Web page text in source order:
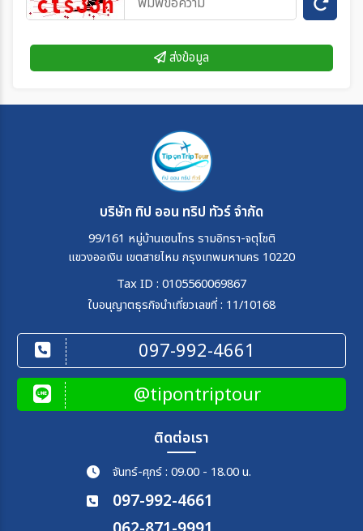
ส่งข้อมูล
บริษัท ทิป ออน ทริป ทัวร์ จำกัด
99/161 หมู่บ้านเซนโทร รามอิทรา-จตุโชติ
แขวงออเงิน เขตสายไหม กรุงเทพมหานคร 10220
Tax ID : 0105560069867
ใบอนุญาตธุรกิจนำเที่ยวเลขที่ : 11/10168
097-992-4661
@tipontriptour
ติดต่อเรา
จันทร์-ศุกร์ : 09.00 - 18.00 น.
097-992-4661